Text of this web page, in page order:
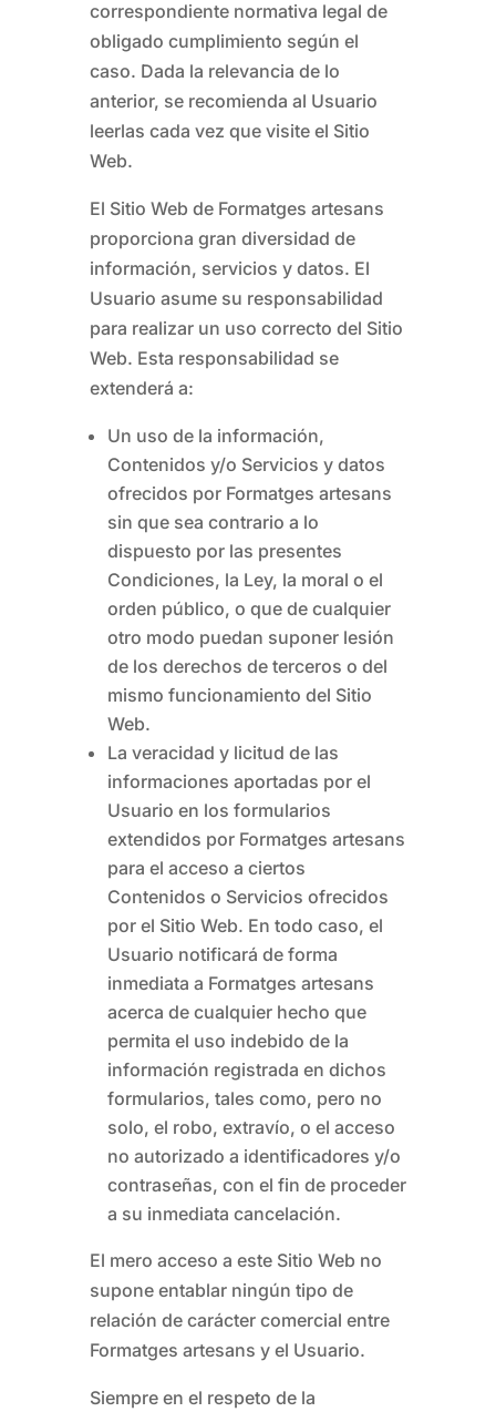
correspondiente normativa legal de
obligado cumplimiento según el
caso. Dada la relevancia de lo
anterior, se recomienda al Usuario
leerlas cada vez que visite el Sitio
Web.
El Sitio Web de Formatges artesans
proporciona gran diversidad de
información, servicios y datos. El
Usuario asume su responsabilidad
para realizar un uso correcto del Sitio
Web. Esta responsabilidad se
extenderá a:
Un uso de la información,
Contenidos y/o Servicios y datos
ofrecidos por Formatges artesans
sin que sea contrario a lo
dispuesto por las presentes
Condiciones, la Ley, la moral o el
orden público, o que de cualquier
otro modo puedan suponer lesión
de los derechos de terceros o del
mismo funcionamiento del Sitio
Web.
La veracidad y licitud de las
informaciones aportadas por el
Usuario en los formularios
extendidos por Formatges artesans
para el acceso a ciertos
Contenidos o Servicios ofrecidos
por el Sitio Web. En todo caso, el
Usuario notificará de forma
inmediata a Formatges artesans
acerca de cualquier hecho que
permita el uso indebido de la
información registrada en dichos
formularios, tales como, pero no
solo, el robo, extravío, o el acceso
no autorizado a identificadores y/o
contraseñas, con el fin de proceder
a su inmediata cancelación.
El mero acceso a este Sitio Web no
supone entablar ningún tipo de
relación de carácter comercial entre
Formatges artesans y el Usuario.
Siempre en el respeto de la